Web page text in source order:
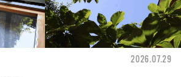
2026.07.29